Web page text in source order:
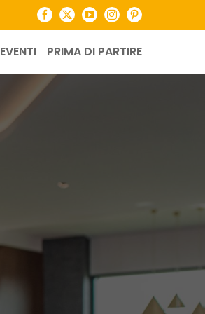
Facebook
X YouTubeInstagramPinterest
EVENTI PRIMA DI PARTIRE